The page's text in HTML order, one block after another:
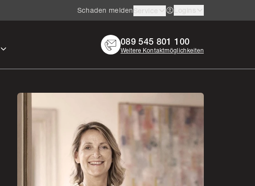
089 545 801 100
Weitere Kontaktmöglichkeiten
Schaden meldenService Logins